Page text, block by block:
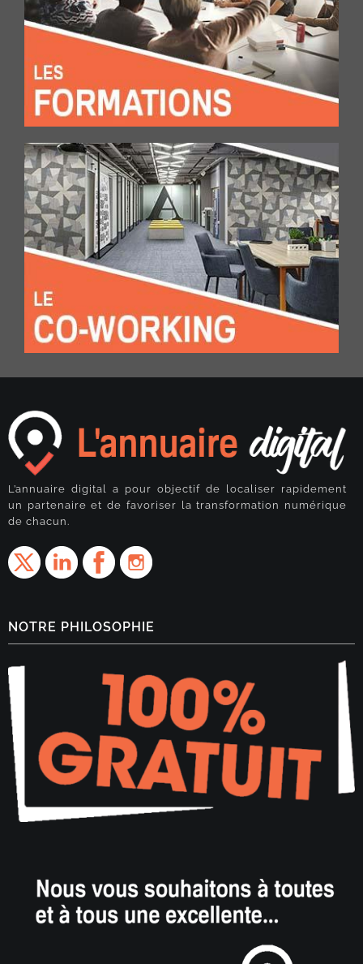
L’annuaire digital a pour objectif de localiser rapidement
un partenaire et de favoriser la transformation numérique
de chacun.
NOTRE PHILOSOPHIE